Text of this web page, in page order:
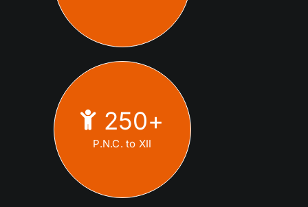
250+
P.N.C. to XII